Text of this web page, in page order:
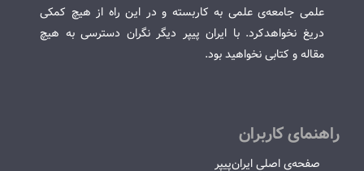
علمی جامعه‌ی علمی به کاربسته و در این راه از هیچ کمکی
دریغ نخواهدکرد. با ایران پیپر دیگر نگران دسترسی به هیچ
مقاله و کتابی نخواهید بود.
راهنمای کاربران
صفحه‌ی اصلی ایران‌پیپر